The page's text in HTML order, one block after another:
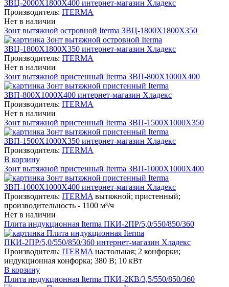
Производитель: ITERMA
Нет в наличии
Зонт вытяжной островной Iterma ЗВЦ-1800Х1800Х350
Производитель: ITERMA
Нет в наличии
Зонт вытяжной пристенный Iterma ЗВП-800Х1000Х400
Производитель: ITERMA
Нет в наличии
Зонт вытяжной пристенный Iterma ЗВП-1500Х1000Х350
Производитель: ITERMA
В корзину
Зонт вытяжной пристенный Iterma ЗВП-1000Х1000Х400
Производитель: ITERMA вытяжной; пристенный;
производительность - 1100 м³/ч
Нет в наличии
Плита индукционная Iterma ПКИ-2ПР/5,0/550/850/360
Производитель: ITERMA настольная; 2 конфорки;
индукционная конфорка; 380 В; 10 кВт
В корзину
Плита индукционная Iterma ПКИ-2КВ/3,5/550/850/360